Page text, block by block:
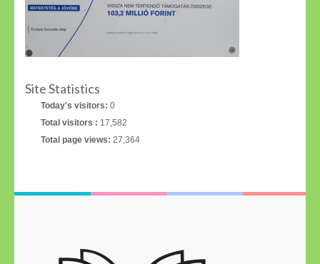
Site Statistics
Today's visitors: 0
Total visitors : 17,582
Total page views: 27,364